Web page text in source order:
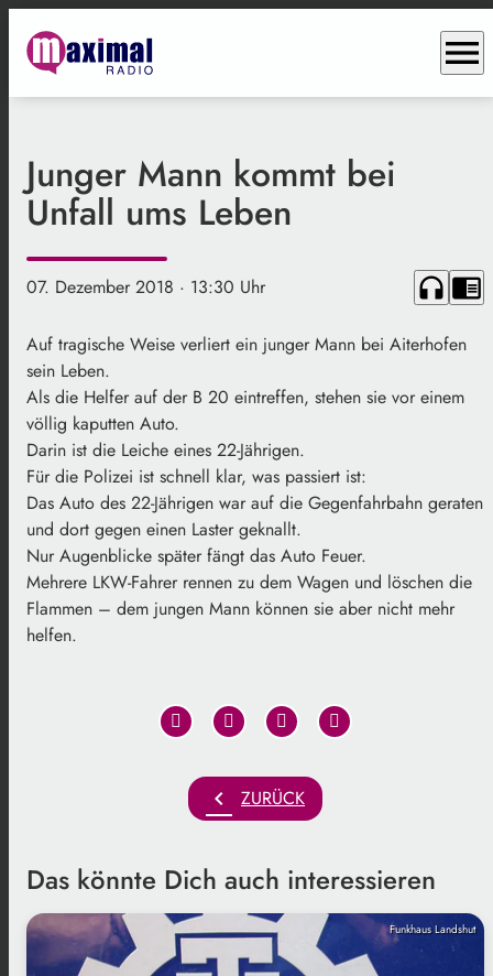
menu
Junger Mann kommt bei
Unfall ums Leben
07. Dezember 2018 · 13:30 Uhr headphones chrome_reader_mode
Auf tragische Weise verliert ein junger Mann bei Aiterhofen
sein Leben.
Als die Helfer auf der B 20 eintreffen, stehen sie vor einem
völlig kaputten Auto.
Darin ist die Leiche eines 22-Jährigen.
Für die Polizei ist schnell klar, was passiert ist:
Das Auto des 22-Jährigen war auf die Gegenfahrbahn geraten
und dort gegen einen Laster geknallt.
Nur Augenblicke später fängt das Auto Feuer.
Mehrere LKW-Fahrer rennen zu dem Wagen und löschen die
Flammen – dem jungen Mann können sie aber nicht mehr
helfen.
chevron_left ZURÜCK
Das könnte Dich auch interessieren
Funkhaus Landshut